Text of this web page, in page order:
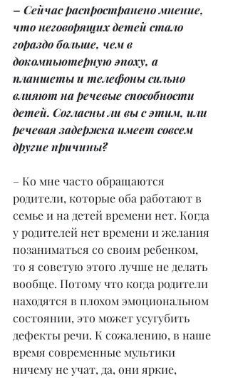
– Сейчас распространено мнение,
что неговорящих детей стало
гораздо больше, чем в
докомпьютерную эпоху, а
планшеты и телефоны сильно
влияют на речевые способности
детей. Согласны ли вы с этим, или
речевая задержка имеет совсем
другие причины?
– Ко мне часто обращаются
родители, которые оба работают в
семье и на детей времени нет. Когда
у родителей нет времени и желания
позаниматься со своим ребенком,
то я советую этого лучше не делать
вообще. Потому что когда родители
находятся в плохом эмоциональном
состоянии, это может усугубить
дефекты речи. К сожалению, в наше
время современные мультики
ничему не учат, да, они яркие,